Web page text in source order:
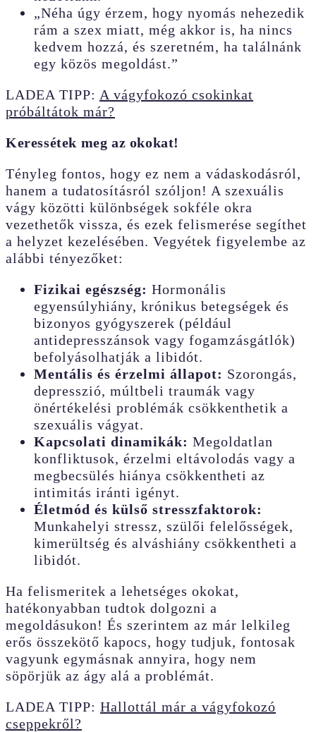
„Néha úgy érzem, hogy nyomás nehezedik
rám a szex miatt, még akkor is, ha nincs
kedvem hozzá, és szeretném, ha találnánk
egy közös megoldást.”
LADEA TIPP: A vágyfokozó csokinkat
próbáltátok már?
Keressétek meg az okokat!
Tényleg fontos, hogy ez nem a vádaskodásról,
hanem a tudatosításról szóljon! A szexuális
vágy közötti különbségek sokféle okra
vezethetők vissza, és ezek felismerése segíthet
a helyzet kezelésében. Vegyétek figyelembe az
alábbi tényezőket:
Fizikai egészség: Hormonális
egyensúlyhiány, krónikus betegségek és
bizonyos gyógyszerek (például
antidepresszánsok vagy fogamzásgátlók)
befolyásolhatják a libidót.
Mentális és érzelmi állapot: Szorongás,
depresszió, múltbeli traumák vagy
önértékelési problémák csökkenthetik a
szexuális vágyat.
Kapcsolati dinamikák: Megoldatlan
konfliktusok, érzelmi eltávolodás vagy a
megbecsülés hiánya csökkentheti az
intimitás iránti igényt.
Életmód és külső stresszfaktorok:
Munkahelyi stressz, szülői felelősségek,
kimerültség és alváshiány csökkentheti a
libidót.
Ha felismeritek a lehetséges okokat,
hatékonyabban tudtok dolgozni a
megoldásukon! És szerintem az már lelkileg
erős összekötő kapocs, hogy tudjuk, fontosak
vagyunk egymásnak annyira, hogy nem
söpörjük az ágy alá a problémát.
LADEA TIPP: Hallottál már a vágyfokozó
cseppekről?